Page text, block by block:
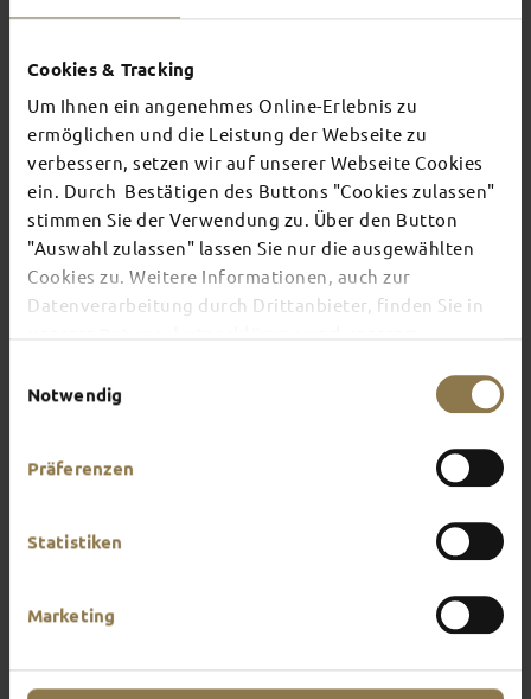
Cookies & Tracking
Um Ihnen ein angenehmes Online-Erlebnis zu
ermöglichen und die Leistung der Webseite zu
verbessern, setzen wir auf unserer Webseite Cookies
ein. Durch Bestätigen des Buttons "Cookies zulassen"
stimmen Sie der Verwendung zu. Über den Button
"Auswahl zulassen" lassen Sie nur die ausgewählten
Cookies zu. Weitere Informationen, auch zur
Datenverarbeitung durch Drittanbieter, finden Sie in
Notwendig
Präferenzen
Statistiken
Marketing
Experiences unique to Fulda
TOP EVENTS
There's always something going on in Fulda:
whether it's a concert, a musical, a fun-filled
guided tour or a theatre performance – this is the
place to discover the current events and